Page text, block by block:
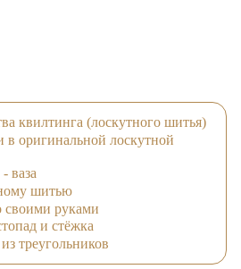
квилтинга (лоскутного шитья)
в оригинальной лоскутной
ваза
шитью
своими руками
и стёжка
треугольников